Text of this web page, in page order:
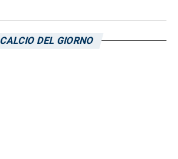
il dato 19 anche contro
DEL GIORNO